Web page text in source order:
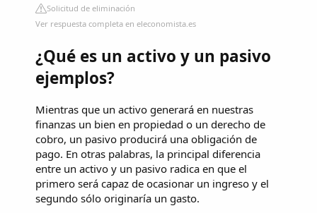
Solicitud de eliminación
Ver respuesta completa en eleconomista.es
¿Qué es un activo y un pasivo
ejemplos?
Mientras que un activo generará en nuestras
finanzas un bien en propiedad o un derecho de
cobro, un pasivo producirá una obligación de
pago. En otras palabras, la principal diferencia
entre un activo y un pasivo radica en que el
primero será capaz de ocasionar un ingreso y el
segundo sólo originaría un gasto.